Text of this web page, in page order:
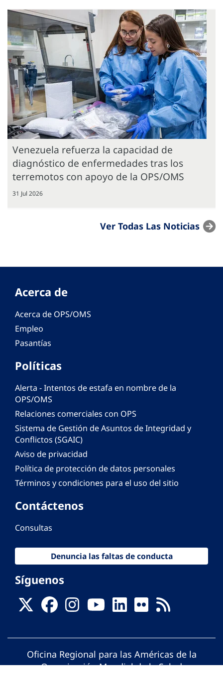
Venezuela refuerza la capacidad de
diagnóstico de enfermedades tras los
terremotos con apoyo de la OPS/OMS
31 Jul 2026
Ver Todas Las Noticias
Acerca de
Acerca de OPS/OMS
Empleo
Pasantías
Políticas
Alerta - Intentos de estafa en nombre de la
OPS/OMS
Relaciones comerciales con OPS
Sistema de Gestión de Asuntos de Integridad y
Conflictos (SGAIC)
Aviso de privacidad
Política de protección de datos personales
Términos y condiciones para el uso del sitio
Contáctenos
Consultas
Denuncia las faltas de conducta
Síguenos
Oficina Regional para las Américas de la
Organización Mundial de la Salud